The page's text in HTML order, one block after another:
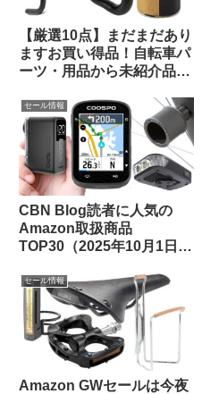
【厳選10点】まだまだあり
ますお買い得品！自転車パ
ーツ・用品から未紹介品を
【Amazon プライムデーセ
ール】
セール情報
CBN Blog読者に人気の
Amazon取扱商品
TOP30（2025年10月1日
セール情報
Amazon GWセールは今夜